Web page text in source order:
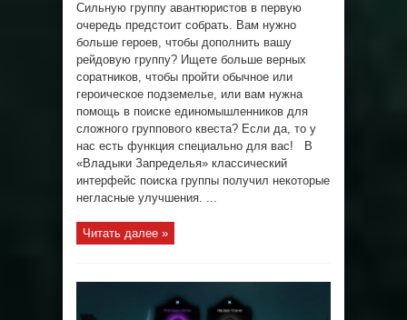
Сильную группу авантюристов в первую
очередь предстоит собрать. Вам нужно
больше героев, чтобы дополнить вашу
рейдовую группу? Ищете больше верных
соратников, чтобы пройти обычное или
героическое подземелье, или вам нужна
помощь в поиске единомышленников для
сложного группового квеста? Если да, то у
нас есть функция специально для вас! В
«Владыки Запределья» классический
интерфейс поиска группы получил некоторые
негласные улучшения. ...
Читать далее »